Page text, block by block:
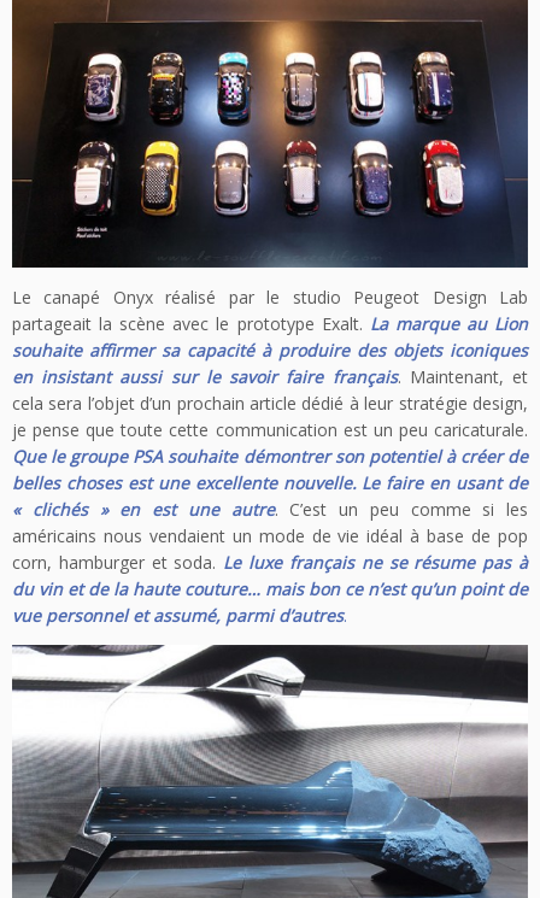
Le canapé Onyx réalisé par le studio Peugeot Design Lab
partageait la scène avec le prototype Exalt. La marque au Lion
souhaite affirmer sa capacité à produire des objets iconiques
en insistant aussi sur le savoir faire français. Maintenant, et
cela sera l’objet d’un prochain article dédié à leur stratégie design,
je pense que toute cette communication est un peu caricaturale.
Que le groupe PSA souhaite démontrer son potentiel à créer de
belles choses est une excellente nouvelle. Le faire en usant de
« clichés » en est une autre. C’est un peu comme si les
américains nous vendaient un mode de vie idéal à base de pop
corn, hamburger et soda. Le luxe français ne se résume pas à
du vin et de la haute couture… mais bon ce n’est qu’un point de
vue personnel et assumé, parmi d’autres.